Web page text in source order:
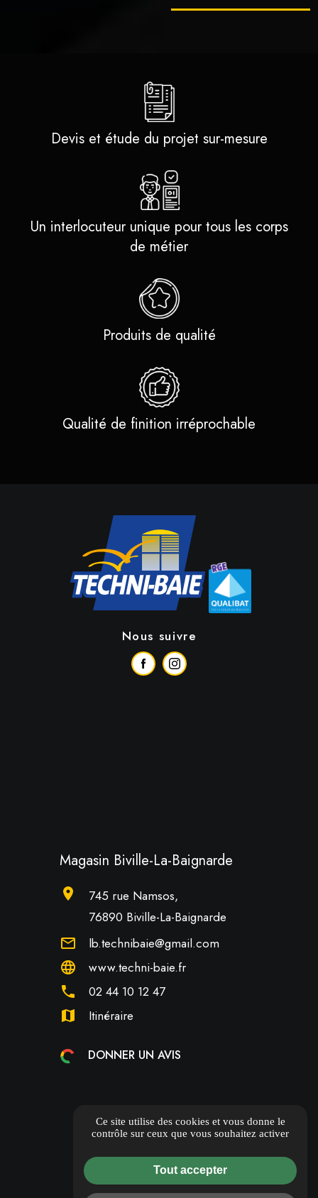
Devis et étude du projet sur-mesure
Un interlocuteur unique pour tous les corps
de métier
Produits de qualité
Qualité de finition irréprochable
Nous suivre
Magasin Biville-La-Baignarde
location_on
745 rue Namsos,
76890 Biville-La-Baignarde
mail_outline
lb.technibaie@gmail.com
language
www.techni-baie.fr
phone
02 44 10 12 47
map
Itinéraire
DONNER UN AVIS
Ce site utilise des cookies et vous donne le
contrôle sur ceux que vous souhaitez activer
Tout accepter